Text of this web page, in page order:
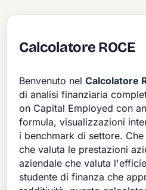
Calcolatore ROCE
Benvenuto nelCalcolatore
di analisi finanziaria
on Capital Employed con
formula, visualizzazioni
i benchmark di settore.
che valuta le prestazioni
aziendale che valuta
studente di finanza che